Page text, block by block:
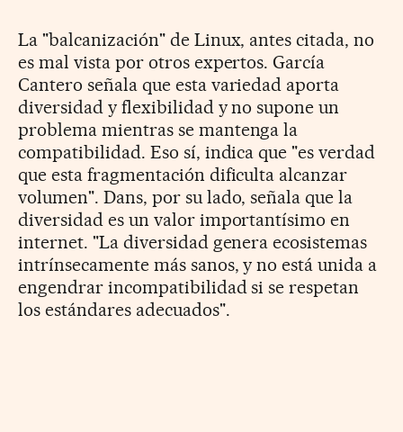
La "balcanización" de Linux, antes citada, no
es mal vista por otros expertos. García
Cantero señala que esta variedad aporta
diversidad y flexibilidad y no supone un
problema mientras se mantenga la
compatibilidad. Eso sí, indica que "es verdad
que esta fragmentación dificulta alcanzar
volumen". Dans, por su lado, señala que la
diversidad es un valor importantísimo en
internet. "La diversidad genera ecosistemas
intrínsecamente más sanos, y no está unida a
engendrar incompatibilidad si se respetan
los estándares adecuados".